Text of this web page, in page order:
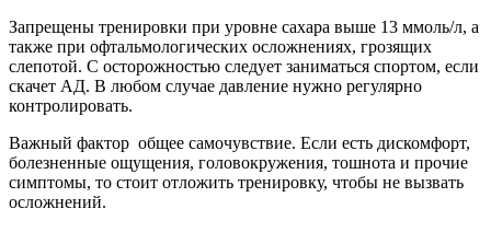
Запрещены тренировки при уровне сахара выше 13 ммоль/л, а
также при офтальмологических осложнениях, грозящих
слепотой. С осторожностью следует заниматься спортом, если
скачет АД. В любом случае давление нужно регулярно
контролировать.
Важный фактор общее самочувствие. Если есть дискомфорт,
болезненные ощущения, головокружения, тошнота и прочие
симптомы, то стоит отложить тренировку, чтобы не вызвать
осложнений.